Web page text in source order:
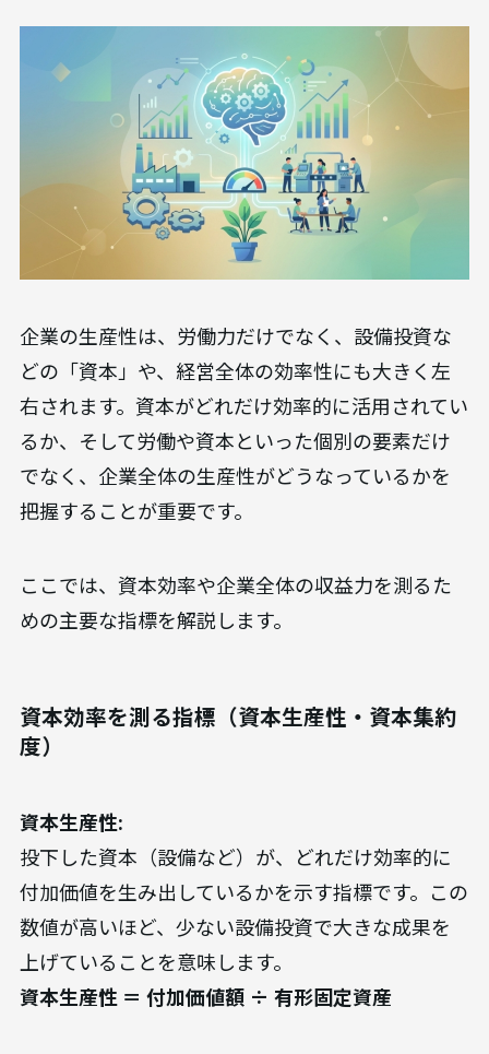
企業の生産性は、労働力だけでなく、設備投資な
どの「資本」や、経営全体の効率性にも大きく左
右されます。資本がどれだけ効率的に活用されてい
るか、そして労働や資本といった個別の要素だけ
でなく、企業全体の生産性がどうなっているかを
把握することが重要です。
ここでは、資本効率や企業全体の収益力を測るた
めの主要な指標を解説します。
資本効率を測る指標（資本生産性・資本集約
度）
資本生産性:
投下した資本（設備など）が、どれだけ効率的に
付加価値を生み出しているかを示す指標です。この
数値が高いほど、少ない設備投資で大きな成果を
上げていることを意味します。
資本生産性 ＝ 付加価値額 ÷ 有形固定資産